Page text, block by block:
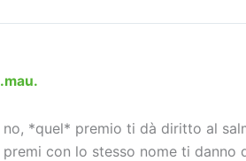
.mau.
no, *quel* premio ti dà diritto al
premi con lo stesso nome ti danno